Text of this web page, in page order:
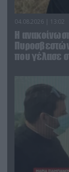
04.08.2026 | 13:02
Η
που γέλασε